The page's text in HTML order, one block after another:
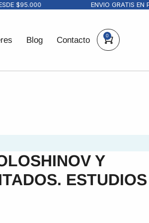
$95.000 ENVIO GRATIS EN
Blog Contacto 0
Y
ESTUDIOS